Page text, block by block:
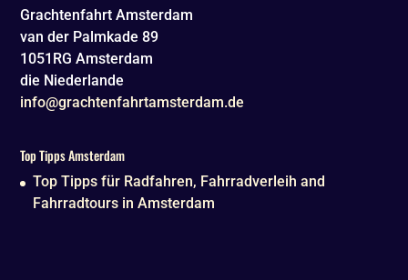
Grachtenfahrt Amsterdam
van der Palmkade 89
1051RG Amsterdam
die Niederlande
info@grachtenfahrtamsterdam.de
Top Tipps Amsterdam
Top Tipps für Radfahren, Fahrradverleih and
Fahrradtours in Amsterdam